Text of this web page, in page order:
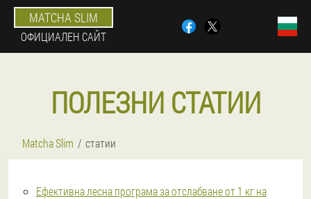
MATCHA SLIM
ОФИЦИАЛЕН САЙТ
ПОЛЕЗНИ СТАТИИ
Matcha Slim статии
Ефективна лесна програма за отслабване от 1 кг на